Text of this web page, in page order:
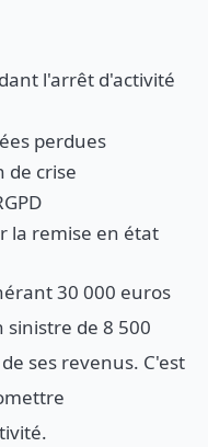
l'arrêt d'activité
perdues
de crise
la remise en état
30 000 euros
de 8 500
ses revenus. C'est